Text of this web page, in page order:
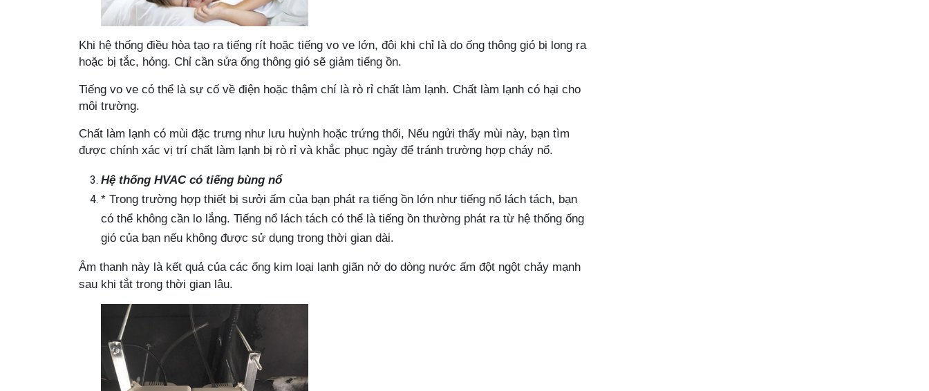
Khi hệ thống điều hòatạo ra tiếng rít hoặc tiếng vo ve lớn, đôi khi chỉ là do ống thông gió bị long ra
hoặc bị tắc, hỏng. Chỉ cần sửa ống thông gió sẽ giảm tiếng ồn.
Tiếng vo ve có thể là sự cố về điện hoặc thậm chí là rò rỉ chất làm lạnh. Chất làm lạnh có hại cho
môi trường.
Chất làm lạnh có mùi đặc trưng như lưu huỳnh hoặc trứng thối, Nếu ngửi thấy mùi này, bạn tìm
được chính xác vị trí chất làm lạnh bị rò rỉ và khắc phục ngày để tránh trường hợp cháy nổ.
Hệ thống HVAC có tiếng bùng nổ
* Trong trường hợp thiết bị sưởi ấm của bạn phát ra tiếng ồn lớn như tiếng nổ lách tách, bạn
có thể không cần lo lắng. Tiếng nổ lách tách có thể là tiếng ồn thường phát ra từ hệ thống ống
gió của bạn nếu không được sử dụng trong thời gian dài.
Âm thanh này là kết quả của các ống kim loại lạnh giãn nở do dòng nước ấm đột ngột chảy mạnh
sau khi tắt trong thời gian lâu.